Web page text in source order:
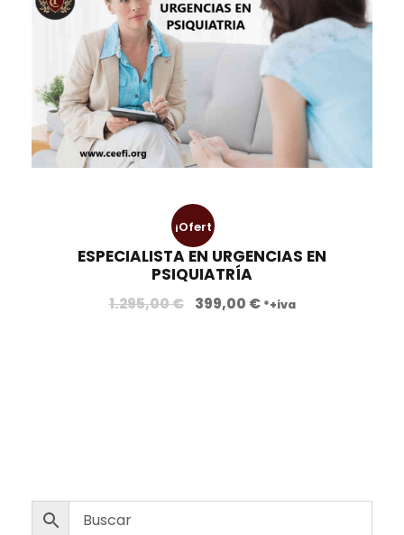
¡Ofert
a!
ESPECIALISTA EN URGENCIAS EN
PSIQUIATRÍA
1.295,00€
E
r
399,00 €E
c
*+iva